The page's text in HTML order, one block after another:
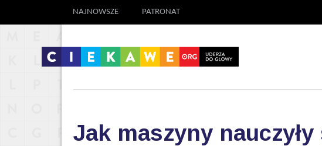
NAJNOWSZE PATRONAT
Jak maszyny